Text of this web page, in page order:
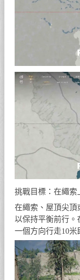
挑戰目標：在繩索
在繩索、屋頂尖頂
以保持平衡前行。
一個方向行走10米